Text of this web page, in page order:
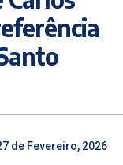
de Fevereiro, 2026